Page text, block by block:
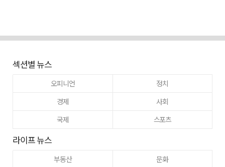
섹션별 뉴스
오피니언
정치
경제
사회
국제
스포츠
라이프 뉴스
부동산
문화